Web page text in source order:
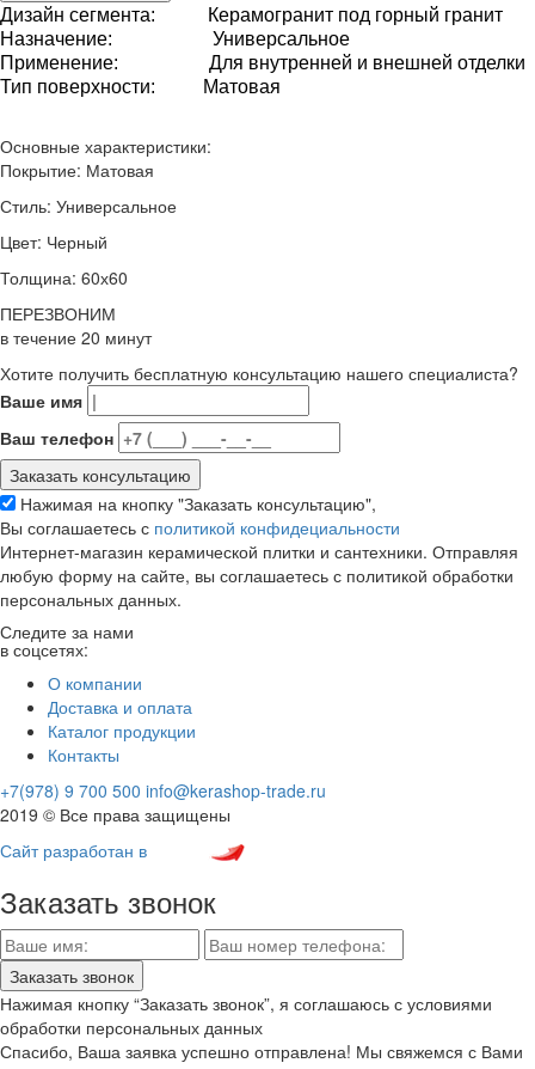
Дизайн сегмента: Керамогранит под горный гранит
Назначение: Универсальное
Применение: Для внутренней и внешней отделки
Тип поверхности: Матовая
Основные характеристики:
Покрытие: Матовая
Стиль: Универсальное
Цвет: Черный
Толщина: 60х60
ПЕРЕЗВОНИМ
в течение 20 минут
Хотите получить бесплатную консультацию нашего специалиста?
Ваше имя
Ваш телефон
Нажимая на кнопку "Заказать консультацию",
Вы соглашаетесь с политикой конфидециальности
Интернет-магазин керамической плитки и сантехники. Отправляя
любую форму на сайте, вы соглашаетесь с политикой обработки
персональных данных.
Следите за нами
в соцсетях:
О компании
Доставка и оплата
Каталог продукции
Контакты
+7(978) 9 700 500 info@kerashop-trade.ru
2019 © Все права защищены
Сайт разработан в
Заказать звонок
Нажимая кнопку “Заказать звонок”, я соглашаюсь с условиями
обработки персональных данных
Спасибо, Ваша заявка успешно отправлена! Мы свяжемся с Вами